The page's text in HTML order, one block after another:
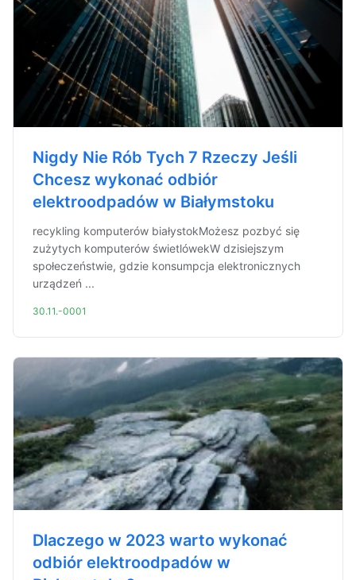
Nigdy Nie Rób Tych 7 Rzeczy Jeśli
Chcesz wykonać odbiór
elektroodpadów w Białymstoku
recykling komputerów białystokMożesz pozbyć się
zużytych komputerów świetlówekW dzisiejszym
społeczeństwie, gdzie konsumpcja elektronicznych
urządzeń ...
30.11.-0001
Dlaczego w 2023 warto wykonać
odbiór elektroodpadów w